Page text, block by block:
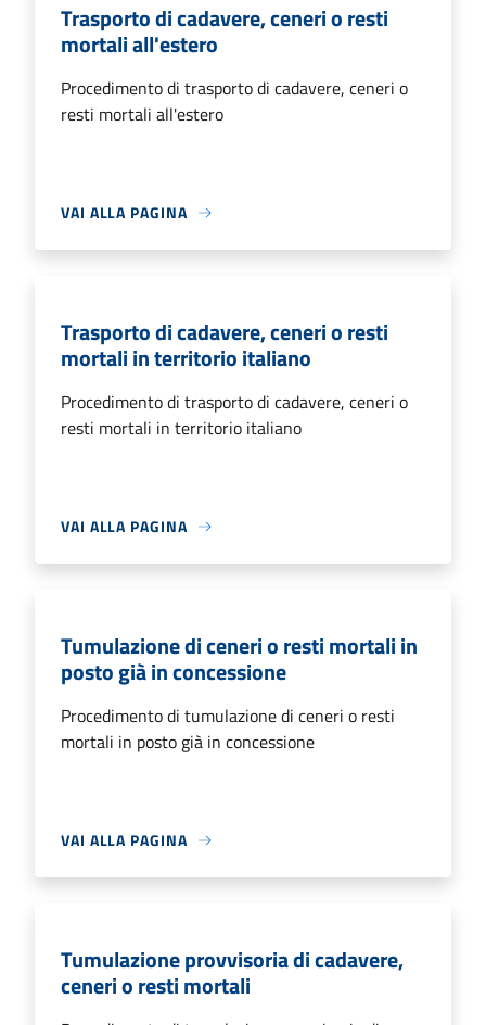
Trasporto di cadavere, ceneri o resti
mortali all'estero
Procedimento di trasporto di cadavere, ceneri o
resti mortali all'estero
VAI ALLA PAGINA
Trasporto di cadavere, ceneri o resti
mortali in territorio italiano
Procedimento di trasporto di cadavere, ceneri o
resti mortali in territorio italiano
VAI ALLA PAGINA
Tumulazione di ceneri o resti mortali in
posto già in concessione
Procedimento di tumulazione di ceneri o resti
mortali in posto già in concessione
VAI ALLA PAGINA
Tumulazione provvisoria di cadavere,
ceneri o resti mortali